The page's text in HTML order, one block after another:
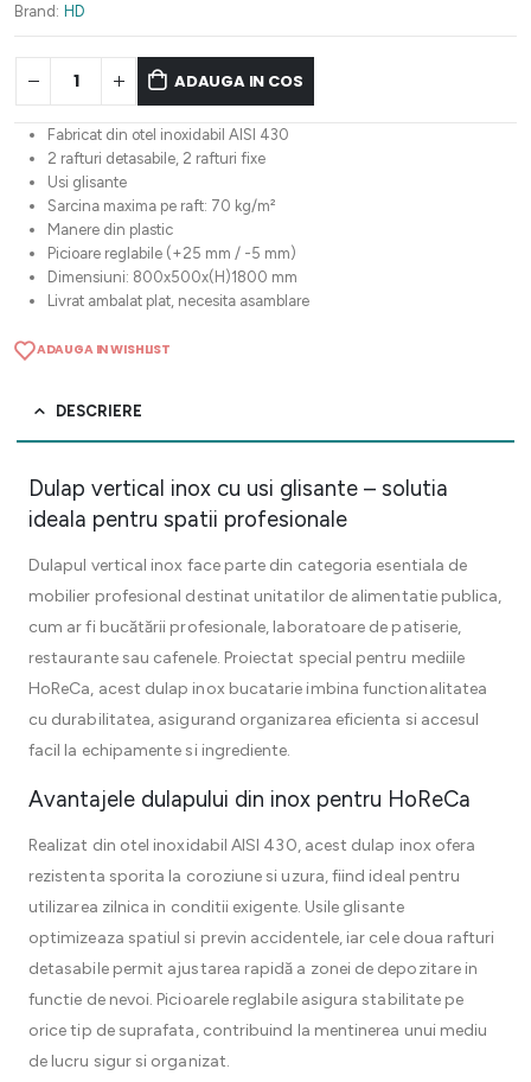
Brand: HD
ADAUGA IN COS
Fabricat din otel inoxidabil AISI 430
2 rafturi detasabile, 2 rafturi fixe
Usi glisante
Sarcina maxima pe raft: 70 kg/m²
Manere din plastic
Picioare reglabile (+25 mm / -5 mm)
Dimensiuni: 800x500x(H)1800 mm
Livrat ambalat plat, necesita asamblare
ADAUGA IN WISHLIST
DESCRIERE
Dulap vertical inox cu usi glisante – solutia
ideala pentru spatii profesionale
Dulapul vertical inox face parte din categoria esentiala de
mobilier profesional destinat unitatilor de alimentatie publica,
cum ar fi bucătării profesionale, laboratoare de patiserie,
restaurante sau cafenele. Proiectat special pentru mediile
HoReCa, acest dulap inox bucatarie imbina functionalitatea
cu durabilitatea, asigurand organizarea eficienta si accesul
facil la echipamente si ingrediente.
Avantajele dulapului din inox pentru HoReCa
Realizat din otel inoxidabil AISI 430, acest dulap inox ofera
rezistenta sporita la coroziune si uzura, fiind ideal pentru
utilizarea zilnica in conditii exigente. Usile glisante
optimizeaza spatiul si previn accidentele, iar cele doua rafturi
detasabile permit ajustarea rapidă a zonei de depozitare in
functie de nevoi. Picioarele reglabile asigura stabilitate pe
orice tip de suprafata, contribuind la mentinerea unui mediu
de lucru sigur si organizat.